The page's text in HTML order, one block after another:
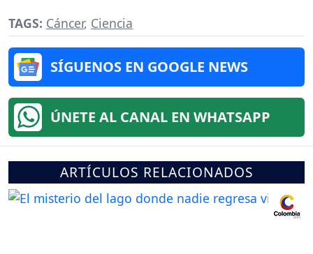
TAGS: Cáncer, Ciencia
SÍGUENOS EN GOOGLE NEWS
ÚNETE AL CANAL EN WHATSAPP
ARTÍCULOS RELACIONADOS